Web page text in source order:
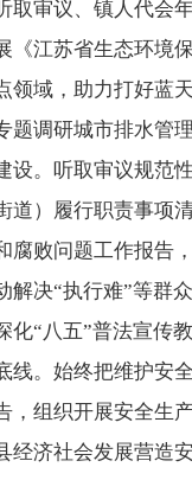
取审议、镇人代会
《江苏省生态环境
领域，助力打好蓝
题调研城市排水管
设。听取审议规范
道）履行职责事项
腐败问题工作报告
解决“执行难”等群
化“八五”普法宣传
线。始终把维护安
，组织开展安全生
经济社会发展营造